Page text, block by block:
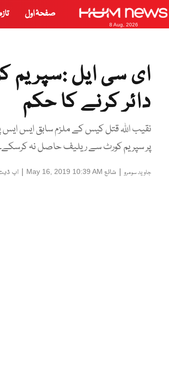
8 Aug, 2026
صفحۂ اول
ای سی ایل :سپریم
دائر کرنے کا حکم
نقیب اللہ قتل کیس کے ملزم سابق ایس ایس
پر سپریم کورٹ سے ریلیف حاصل نہ
جاوید سومرو| شائع May 16, 2019 10:39 AM
| اپ